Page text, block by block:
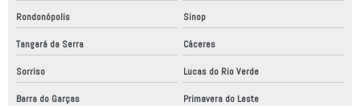
Rondonópolis Sinop
Tangará da Serra Cáceres
Sorriso Lucas do Rio Verde
Barra do Garças Primavera do Leste